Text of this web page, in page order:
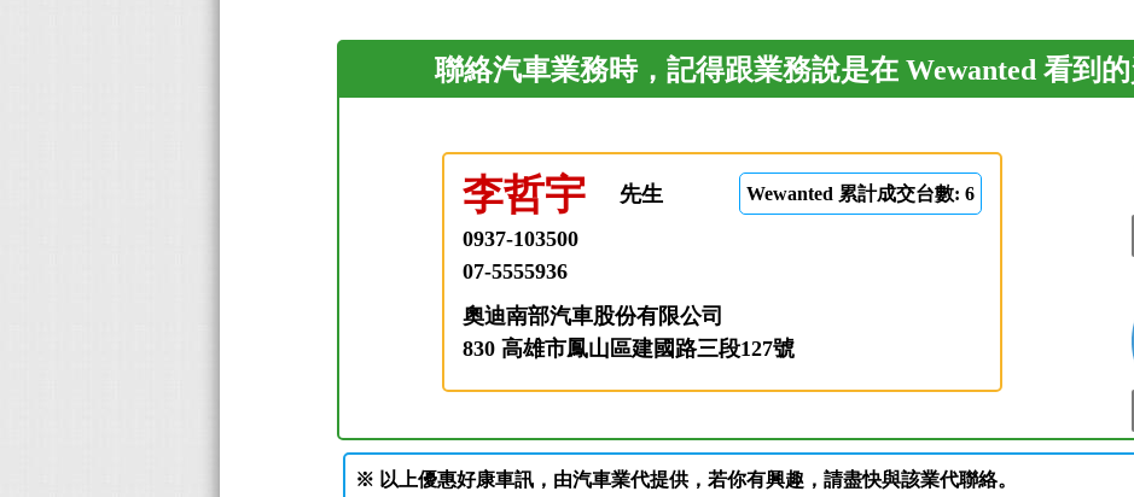
聯絡汽車業務時，記得跟業務說是在 Wewanted 看到
Wewanted 累計成交台數: 6
李哲宇
先生
0937-103500
07-5555936
奧迪南部汽車股份有限公司
830 高雄市鳳山區建國路三段127號
※ 以上優惠好康車訊，由汽車業代提供，若你有興趣，請盡快與該業代聯絡。